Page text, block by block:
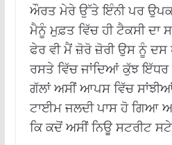
ਔਰਤ ਮੇਰੇ ਉੱਤੇ ਇੰਨੀ ਪਰ
ਮੈਨੂੰ ਮੁਫ਼ਤ ਵਿੱਚ ਹੀ ਟੈਕਸੀ ਦਾ
ਫੇਰ ਵੀ ਮੈਂ ਜ਼ੋਰੋ ਜ਼ੋਰੀ ਉਸ ਨੂੰ ਦਸ
ਰਸਤੇ ਵਿੱਚ ਜਾਂਦਿਆਂ ਕੁੱਝ
ਗੱਲਾਂ ਅਸੀਂ ਆਪਸ ਵਿੱਚ
ਟਾਈਮ ਜਲਦੀ ਪਾਸ ਹੋ ਗਿਆ
ਕਿ ਕਦੋਂ ਅਸੀਂ ਨਿਊ ਸਟਰੀਟ